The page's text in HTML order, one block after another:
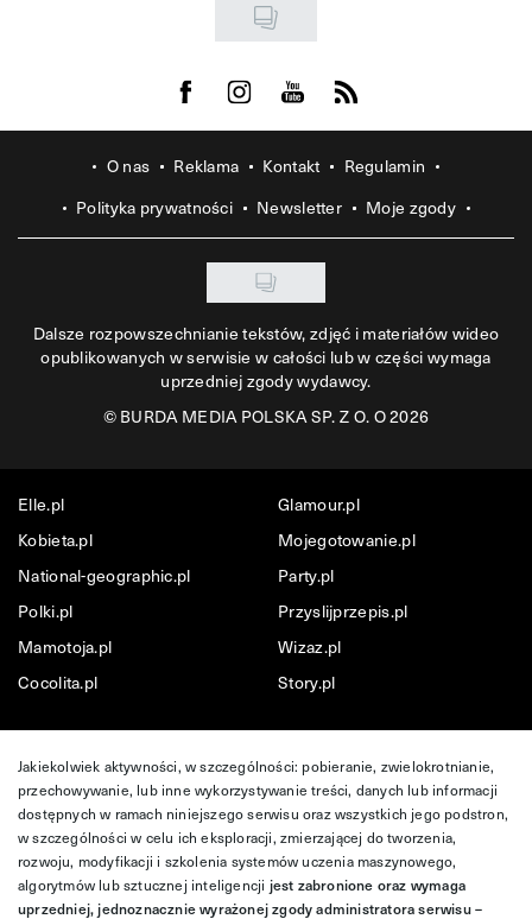
Visit us on Facebook
Visit us on Instagram
Visit us on Youtube
Visit us on Rss
O nas Reklama Kontakt
Regulamin
Polityka prywatności
Newsletter Moje zgody
Dalsze rozpowszechnianie tekstów, zdjęć i materiałów wideo
opublikowanych w serwisie w całości lub w części wymaga
uprzedniej zgody wydawcy.
©BURDA MEDIA POLSKA SP. Z O. O 2026
Elle.pl
Glamour.pl
Kobieta.pl
Mojegotowanie.pl
National-geographic.pl
Party.pl
Polki.pl
Przyslijprzepis.pl
Mamotoja.pl
Wizaz.pl
Cocolita.pl
Story.pl
Jakiekolwiek aktywności, w szczególności: pobieranie, zwielokrotnianie,
przechowywanie, lub inne wykorzystywanie treści, danych lub informacji
dostępnych w ramach niniejszego serwisu oraz wszystkich jego podstron,
w szczególności w celu ich eksploracji, zmierzającej do tworzenia,
rozwoju, modyfikacji i szkolenia systemów uczenia maszynowego,
algorytmów lub sztucznej inteligencji jest zabronione oraz wymaga
uprzedniej, jednoznacznie wyrażonej zgody administratora serwisu –